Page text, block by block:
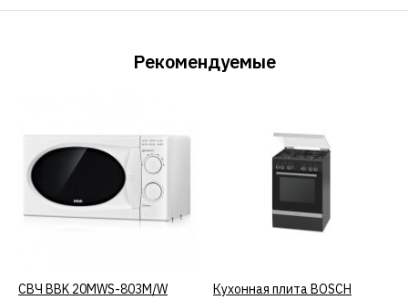
Рекомендуемые
КУПИТЬ
СВЧ BBK 20MWS-803M/W КУПИТЬ
Кухонная плита BOSCH